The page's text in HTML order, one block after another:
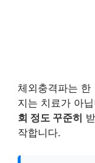
체외충격파는
지는 치료가 아
회 정도 꾸준히
작합니다.